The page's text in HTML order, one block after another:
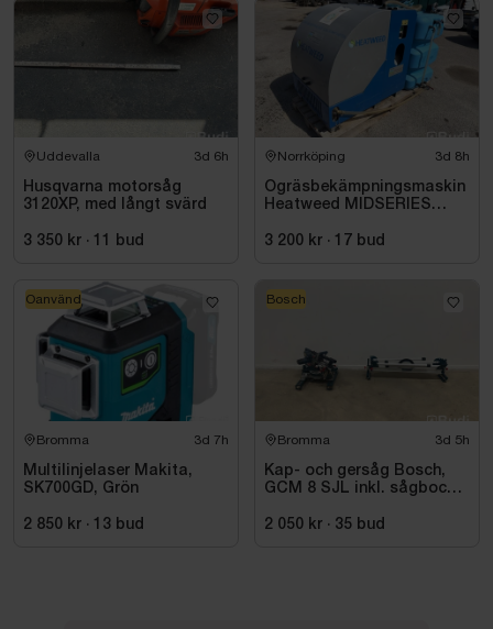
Uddevalla 3d 6h
Husqvarna motorsåg
3120XP, med långt svärd
3 350 kr · 11 bud
Norrköping 3d 8h
Ogräsbekämpningsmaskin
Heatweed MIDSERIES
3 200 kr · 17 bud
Bromma 3d 7h
Multilinjelaser Makita,
SK700GD, Grön
2 850 kr · 13 bud
Oanvänd
Bromma 3d 5h
Kap- och gersåg Bosch,
GCM 8 SJL inkl. sågbock
2 050 kr · 35 bud
Bosch